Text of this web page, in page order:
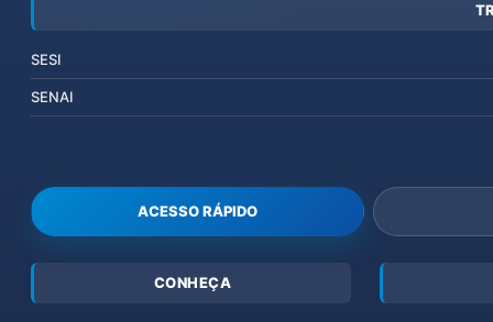
SESI
SENAI
ACESSO RÁPIDO
CONHEÇA